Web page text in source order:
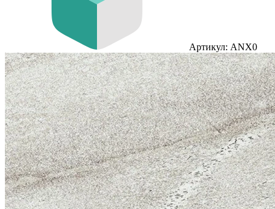
Артикул: ANX0